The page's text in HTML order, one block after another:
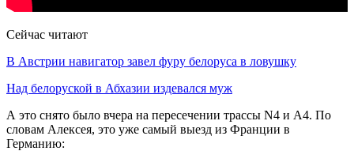
Сейчас читают
В Австрии навигатор завел фуру белоруса в ловушку
Над белоруской в Абхазии издевался муж
А это снято было вчера на пересечении трассы N4 и А4. По
словам Алексея, это уже самый выезд из Франции в
Германию: